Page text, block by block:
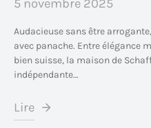
5 novembre 2025
Audacieuse sans être
avec panache. Entre élégance
bien suisse, la maison de
indépendante…
Lire